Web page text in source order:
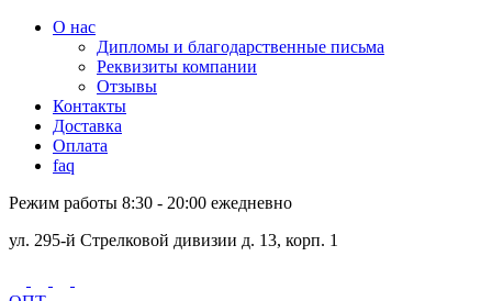
О нас
Дипломы и благодарственные письма
Реквизиты компании
Отзывы
Контакты
Доставка
Оплата
faq
Режим работы 8:30 - 20:00 ежедневно
ул. 295-й Стрелковой дивизии д. 13, корп. 1